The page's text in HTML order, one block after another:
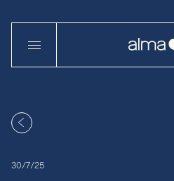
30/7/25